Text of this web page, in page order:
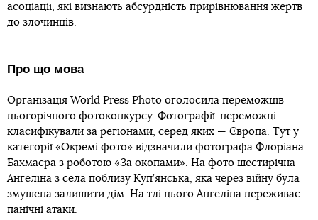
асоціації, які визнають абсурдність прирівнювання жертв
до злочинців.
Про що мова
Організація World Press Photo оголосила переможців
цьогорічного фотоконкурсу. Фотографії-переможці
класифікували за регіонами, серед яких — Європа. Тут у
категорії «Окремі фото» відзначили фотографа Флоріана
Бахмаєра з роботою «За окопами». На фото шестирічна
Ангеліна з села поблизу Куп’янська, яка через війну була
змушена залишити дім. На тлі цього Ангеліна переживає
панічні атаки.